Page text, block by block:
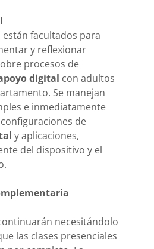
facultados para
y reflexionar
procesos de
digital con adultos
Se manejan
e inmediatamente
de
y aplicaciones,
del dispositivo y el
necesitándolo
las clases presenciales